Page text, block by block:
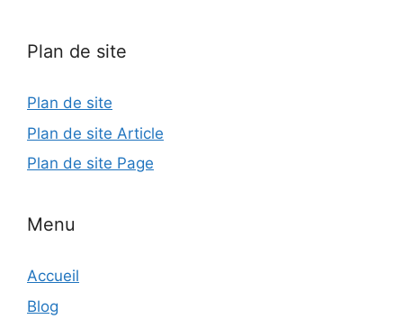
Plan de site
Plan de site
Plan de site Article
Plan de site Page
Menu
Accueil
Blog